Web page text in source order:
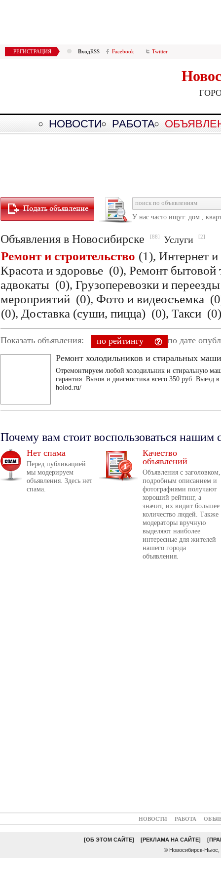
РЕГИСТРАЦИЯ ВходRSS Facebook Twitter
НОВОСТИ РАБОТА
У нас часто ищут: дом ,
Объявления в Новосибирске [88] Услуги [2]
Ремонт и строительство (1), Интернет
Красота и здоровье (0), Ремонт бытовой
адвокаты (0), Грузоперевозки и
мероприятий (0), Фото и видеосъемка
(0), Доставка (суши, пицца) (0), Такси
Показать объявления: по рейтингу
по дате
Ремонт холодильников и стиральных
Отремонтируем любой холодильник и стиральную
гарантия. Вызов и диагностика всего 350 руб.
holod.ru/
Почему вам стоит воспользоваться нашим
Нет спама
Перед публикацией
мы модерируем
объявления. Здесь нет
спама.
Качество
объявлений
Объявления с заголовком,
подробным описанием и
фотографиями получают
хороший рейтинг, а
значит, их видит большее
количество людей. Также
модераторы вручную
выделяют наиболее
интересные для жителей
нашего города
объявления.
НОВОСТИ РАБОТА
[ОБ ЭТОМ САЙТЕ] [РЕКЛАМА НА САЙТЕ]
© Новосибирск-Ньюс,